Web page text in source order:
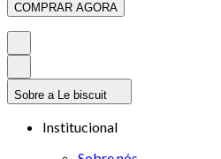
COMPRAR AGORA
Sobre a Le biscuit
Institucional